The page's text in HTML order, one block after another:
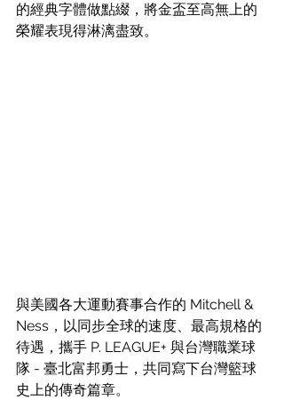
的經典字體做點綴，將金盃至高無上的
榮耀表現得淋漓盡致。
與美國各大運動賽事合作的 Mitchell &
Ness，以同步全球的速度、最高規格的
待遇，攜手 P. LEAGUE+ 與台灣職業球
隊 - 臺北富邦勇士，共同寫下台灣籃球
史上的傳奇篇章。